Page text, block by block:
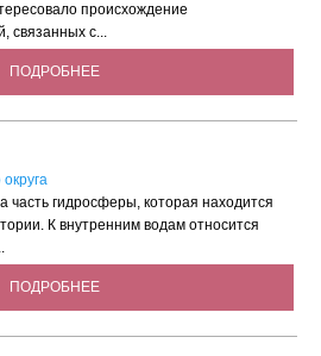
происхождение
связанных с...
ПОДРОБНЕЕ
часть гидросферы, которая находится
К внутренним водам относится
ПОДРОБНЕЕ